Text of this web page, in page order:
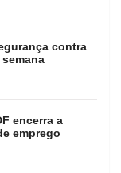
contra
encerra a
emprego